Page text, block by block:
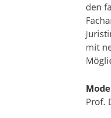
den
mit
Prof.